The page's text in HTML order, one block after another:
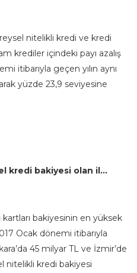
nitelikli kredi ve kredi
krediler içindeki payı azalış
itibarıyla geçen yılın aynı
yüzde 23,9 seviyesine
kredi bakiyesi olan il…
bakiyesinin en yüksek
Ocak dönemi itibarıyla
45 milyar TL ve İzmir’de
nitelikli kredi bakiyesi